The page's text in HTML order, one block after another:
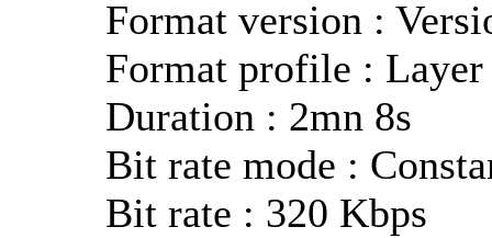
Format version :
Format profile : Layer
Duration : 2mn 8s
Bit rate mode :
Bit rate : 320 Kbps